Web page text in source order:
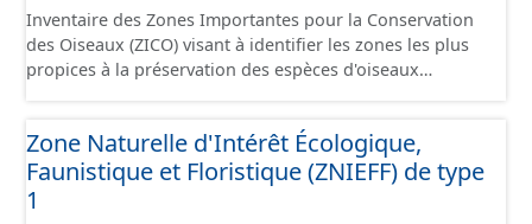
Inventaire des Zones Importantes pour la Conservation
des Oiseaux (ZICO) visant à identifier les zones les plus
propices à la préservation des espèces d'oiseaux
généralement été classées, en tout ou en partie, en sites
Natura 2000 sous la forme de Zones de Protection
Spéciales.
Zone Naturelle d'Intérêt Écologique,
Faunistique et Floristique (ZNIEFF) de type
1